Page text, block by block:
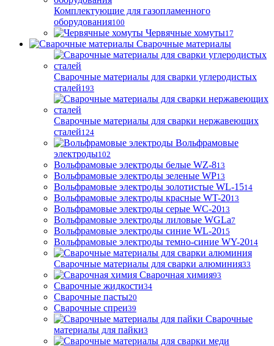
Комплектующие для газопламенного
оборудования100
Червячные хомуты17
Сварочные материалы
Сварочные материалы для сварки углеродистых
сталей193
Сварочные материалы для сварки нержавеющих
сталей124
Вольфрамовые
электроды102
Вольфрамовые электроды белые WZ-813
Вольфрамовые электроды зеленые WP13
Вольфрамовые электроды золотистые WL-1514
Вольфрамовые электроды красные WT-2013
Вольфрамовые электроды серые WC-2013
Вольфрамовые электроды лиловые WGLa7
Вольфрамовые электроды синие WL-2015
Вольфрамовые электроды темно-синие WY-2014
Сварочные материалы для сварки алюминия33
Сварочная химия93
Сварочные жидкости34
Сварочные пасты20
Сварочные спреи39
Сварочные
материалы для пайки3